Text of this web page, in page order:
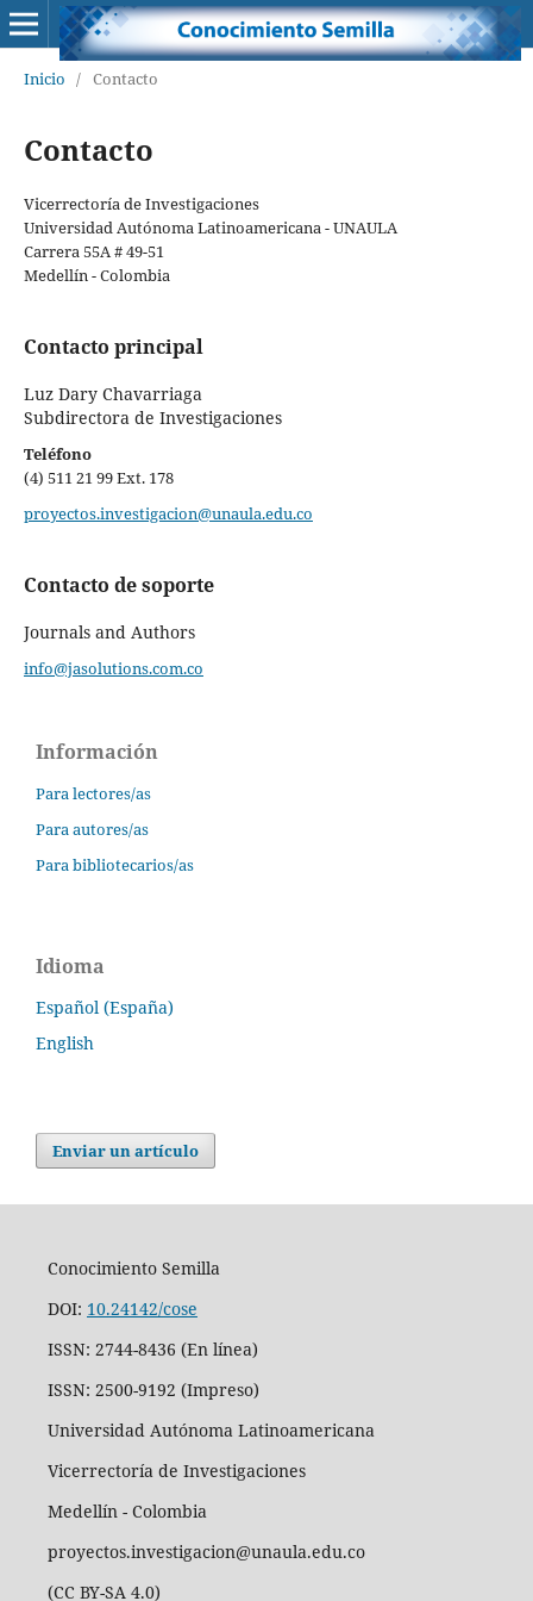
Inicio / Contacto
Contacto
Vicerrectoría de Investigaciones
Universidad Autónoma Latinoamericana - UNAULA
Carrera 55A # 49-51
Medellín - Colombia
Contacto principal
Luz Dary Chavarriaga
Subdirectora de Investigaciones
Teléfono
(4) 511 21 99 Ext. 178
proyectos.investigacion@unaula.edu.co
Contacto de soporte
Journals and Authors
info@jasolutions.com.co
Información
Para lectores/as
Para autores/as
Para bibliotecarios/as
Idioma
Español (España)
English
Enviar un artículo
Conocimiento Semilla
DOI: 10.24142/cose
ISSN: 2744-8436 (En línea)
ISSN: 2500-9192 (Impreso)
Universidad Autónoma Latinoamericana
Vicerrectoría de Investigaciones
Medellín - Colombia
proyectos.investigacion@unaula.edu.co
(CC BY-SA 4.0)